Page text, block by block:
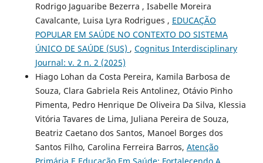
Rodrigo Jaguaribe Bezerra , Isabelle Moreira
Cavalcante, Luisa Lyra Rodrigues , EDUCAÇÃO
POPULAR EM SAÚDE NO CONTEXTO DO SISTEMA
ÚNICO DE SAÚDE (SUS) , Cognitus Interdisciplinary
Journal: v. 2 n. 2 (2025)
Hiago Lohan da Costa Pereira, Kamila Barbosa de
Souza, Clara Gabriela Reis Antolinez, Otávio Pinho
Pimenta, Pedro Henrique De Oliveira Da Silva, Klessia
Vitória Tavares de Lima, Juliana Pereira de Souza,
Beatriz Caetano dos Santos, Manoel Borges dos
Santos Filho, Carolina Ferreira Barros, Atenção